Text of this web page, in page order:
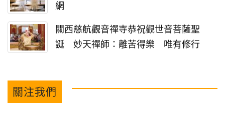
網
關西慈航觀音禪寺恭祝觀世音菩薩聖
誕 妙天禪師：離苦得樂 唯有修行
關注我們